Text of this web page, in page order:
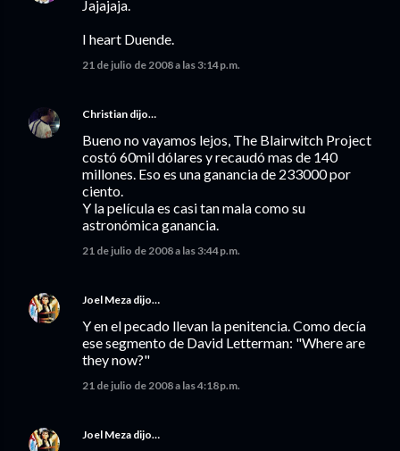
Jajajaja.
I heart Duende.
21 de julio de 2008 a las 3:14 p.m.
Christian dijo…
Bueno no vayamos lejos, The Blairwitch Project
costó 60mil dólares y recaudó mas de 140
millones. Eso es una ganancia de 233000 por
ciento.
Y la película es casi tan mala como su
astronómica ganancia.
21 de julio de 2008 a las 3:44 p.m.
Joel Meza dijo…
Y en el pecado llevan la penitencia. Como decía
ese segmento de David Letterman: "Where are
they now?"
21 de julio de 2008 a las 4:18 p.m.
Joel Meza dijo…